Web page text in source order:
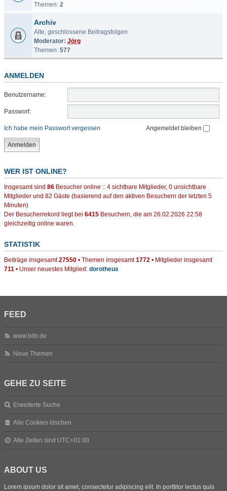
Themen: 2
Archiv
Alte, geschlossene Beitragsfolgen
Moderator: Jörg
Themen: 577
ANMELDEN
Benutzername:
Passwort:
Ich habe mein Passwort vergessen Angemeldet bleiben
WER IST ONLINE?
Insgesamt sind 86 Besucher online :: 4 sichtbare Mitglieder, 0 unsichtbare
Mitglieder und 82 Gäste (basierend auf den aktiven Besuchern der letzten 5
Minuten)
Der Besucherrekord liegt bei 6415 Besuchern, die am 26.02.2026 22:58
gleichzeitig online waren.
STATISTIK
Beiträge insgesamt27550 • Themen insgesamt1772 • Mitglieder insgesamt
711 • Unser neuestes Mitglied: dorotheus
FEED
www.bifo.de
Neue Themen
GEHE ZU SEITE
Erweiterte Suche
Alle Cookies löschen
Alle Zeiten sind UTC+01:00
ABOUT US
Lorem ipsum dolor sit amet, consectetur adipiscing elit. In porttitor lectus quis